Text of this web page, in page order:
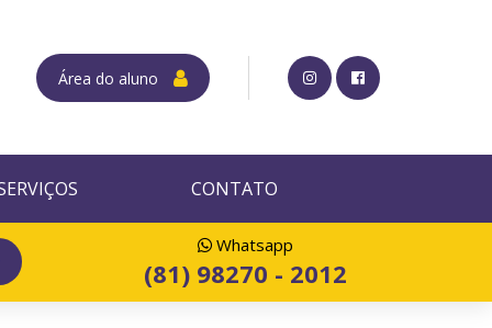
Área do aluno
CONTATO
Whatsapp
(81) 98270 - 2012